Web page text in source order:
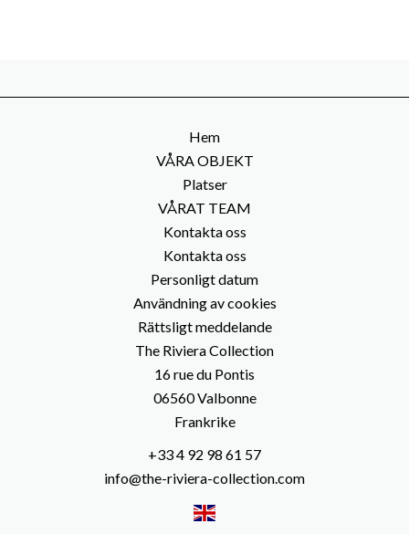
Hem
VÅRA OBJEKT
Platser
VÅRAT TEAM
Kontakta oss
Kontakta oss
Personligt datum
Användning av cookies
Rättsligt meddelande
The Riviera Collection
16 rue du Pontis
06560Valbonne
Frankrike
+33 4 92 98 61 57
info@the-riviera-collection.com